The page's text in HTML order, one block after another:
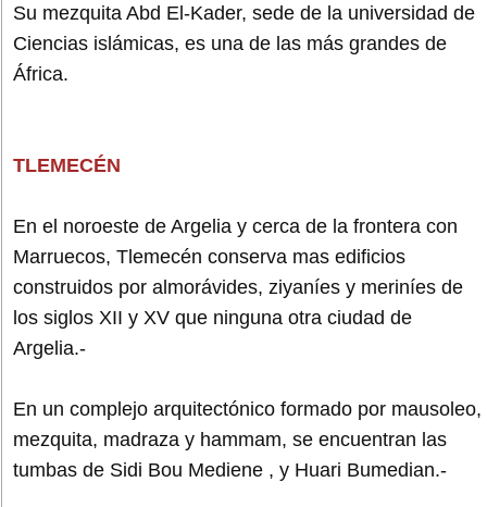
Su mezquita Abd El-Kader, sede de la universidad de
Ciencias islámicas, es una de las más grandes de
África.
TLEMECÉN
En el noroeste de Argelia y cerca de la frontera con
Marruecos, Tlemecén conserva mas edificios
construidos por almorávides, ziyaníes y meriníes de
los siglos XII y XV que ninguna otra ciudad de
Argelia.-
En un complejo arquitectónico formado por mausoleo,
mezquita, madraza y hammam, se encuentran las
tumbas de Sidi Bou Mediene , y Huari Bumedian.-